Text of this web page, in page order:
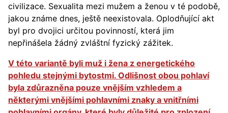
civilizace. Sexualita mezi mužem a ženou v té podobě,
jakou známe dnes, ještě neexistovala. Oplodňující akt
byl pro dvojici určitou povinností, která jim
nepřinášela žádný zvláštní fyzický zážitek.
V této variantě byli muž i žena z energetického
pohledu stejnými bytostmi. Odlišnost obou pohlaví
byla zdůrazněna pouze vnějším vzhledem a
některými vnějšími pohlavními znaky a vnitřními